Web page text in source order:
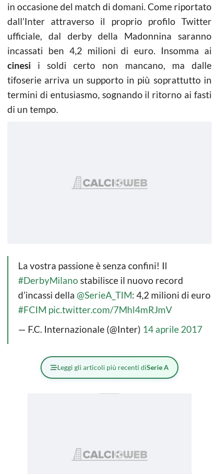
in occasione del match di domani. Come riportato
dall’Inter attraverso il proprio profilo Twitter
ufficiale, dal derby della Madonnina saranno
incassati ben 4,2 milioni di euro. Insomma ai
cinesi i soldi certo non mancano, ma dalle
tifoserie arriva un supporto in più soprattutto in
termini di entusiasmo, sognando il ritorno ai fasti
di un tempo.
La vostra passione è senza confini! Il
#DerbyMilano stabilisce il nuovo record
d’incassi della @SerieA_TIM: 4,2 milioni di euro
#FCIM pic.twitter.com/7Mhl4mRJmV
— F.C. Internazionale (@Inter) 14 aprile 2017
Leggi gli articoli più recenti diSerie A